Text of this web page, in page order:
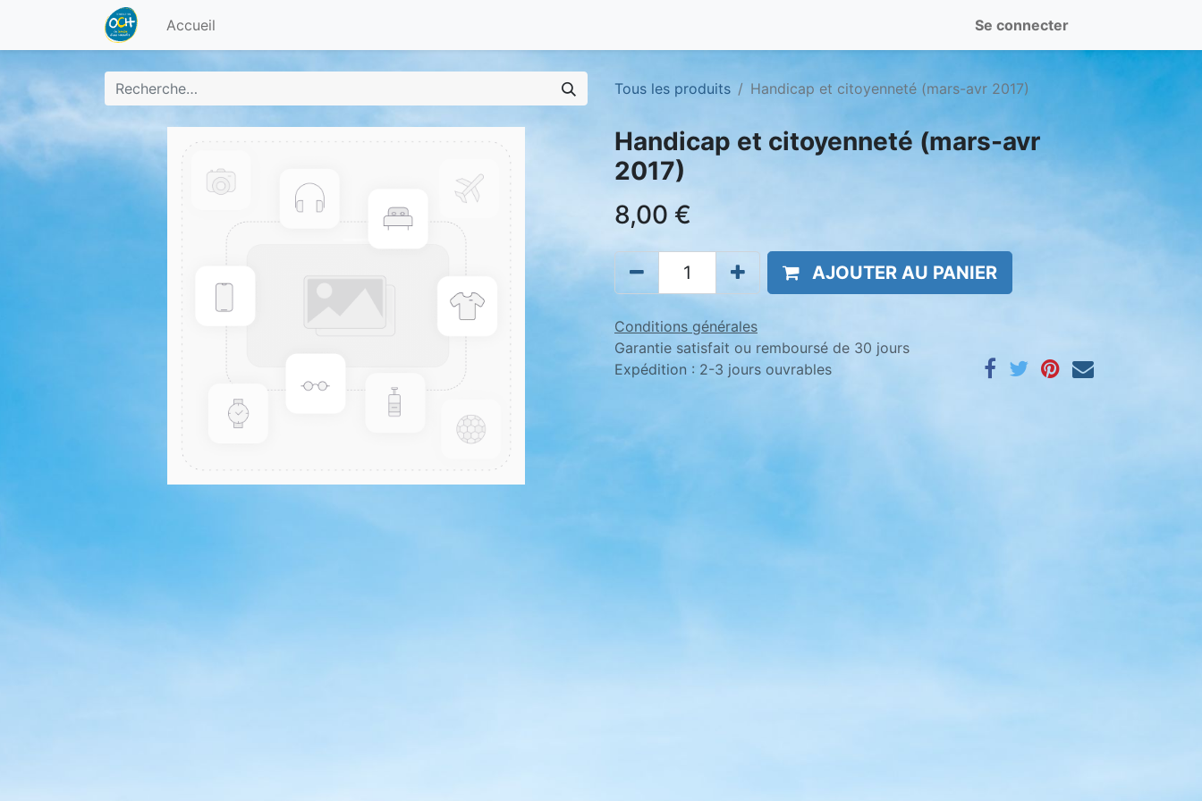
Accueil Se connecter
Tous les produits Handicap et citoyenneté (mars-avr 2017)
Handicap et citoyenneté (mars-avr
2017)
8,00 €
AJOUTER AU PANIER
Conditions générales
Garantie satisfait ou remboursé de 30 jours
Expédition : 2-3 jours ouvrables